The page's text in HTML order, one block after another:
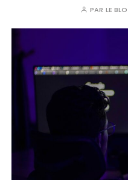
PAR LE